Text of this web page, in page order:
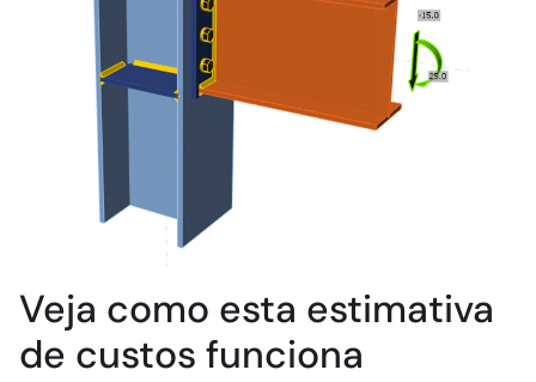
Veja como esta estimativa
de custos funciona